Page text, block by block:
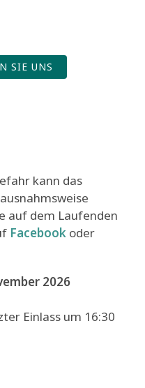
SIE UNS
kann das
auf dem Laufenden
Facebook oder
2026
Einlass um 16:30